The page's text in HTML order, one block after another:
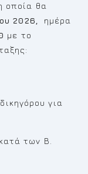
οποία θα
2026, ημέρα
με το
για
των Β.